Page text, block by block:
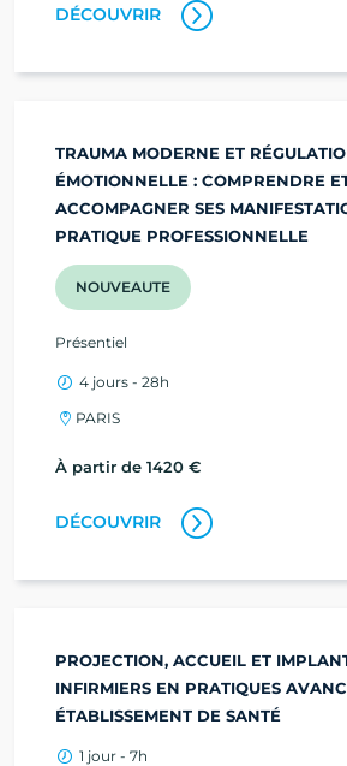
DÉCOUVRIR
TRAUMA MODERNE ET
ÉMOTIONNELLE : COMPRENDRE
ACCOMPAGNER SES
PRATIQUE PROFESSIONNELLE
NOUVEAUTE
Présentiel
4 jours - 28h
PARIS
À partir de 1420 €
DÉCOUVRIR
PROJECTION, ACCUEIL ET
INFIRMIERS EN PRATIQUES
ÉTABLISSEMENT DE SANTÉ
1 jour - 7h